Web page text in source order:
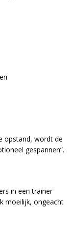
opstand, wordt de
gespannen”.
in een trainer
moeilijk, ongeacht